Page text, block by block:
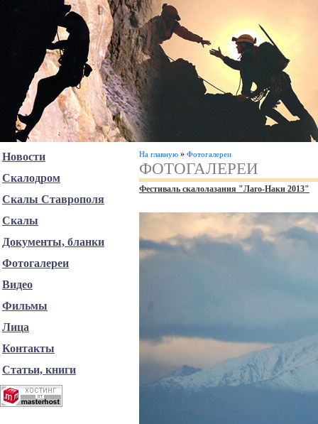
На главную » Фотогалереи
ФОТОГАЛЕРЕИ
Фестиваль скалолазания "Лаго-Наки 2013"
Новости
Скалодром
Скалы Ставрополя
Скалы
Документы, бланки
Фотогалереи
Видео
Фильмы
Лица
Контакты
Статьи, книги